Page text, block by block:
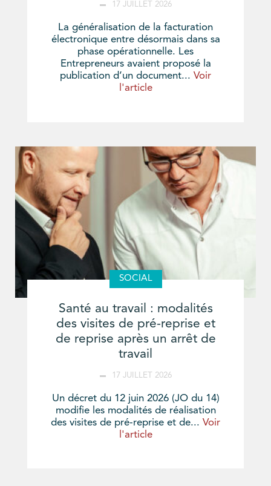
17 JUILLET 2026
La généralisation de la facturation
électronique entre désormais dans sa
phase opérationnelle. Les
Entrepreneurs avaient proposé la
publication d’un document... Voir
l'article
SOCIAL
Santé au travail : modalités
des visites de pré-reprise et
de reprise après un arrêt de
travail
17 JUILLET 2026
Un décret du 12 juin 2026 (JO du 14)
modifie les modalités de réalisation
des visites de pré-reprise et de... Voir
l'article